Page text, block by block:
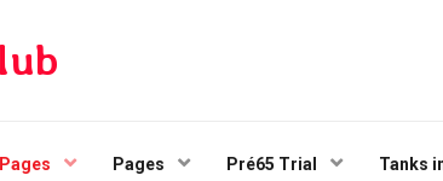
Pages Pages Pré65 Trial Tanks